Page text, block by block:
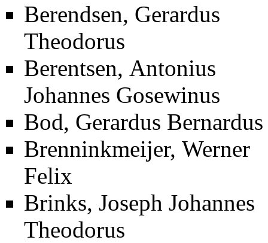
Berendsen, Gerardus
Theodorus
Berentsen, Antonius
Johannes Gosewinus
Bod, Gerardus Bernardus
Brenninkmeijer, Werner
Felix
Brinks, Joseph Johannes
Theodorus